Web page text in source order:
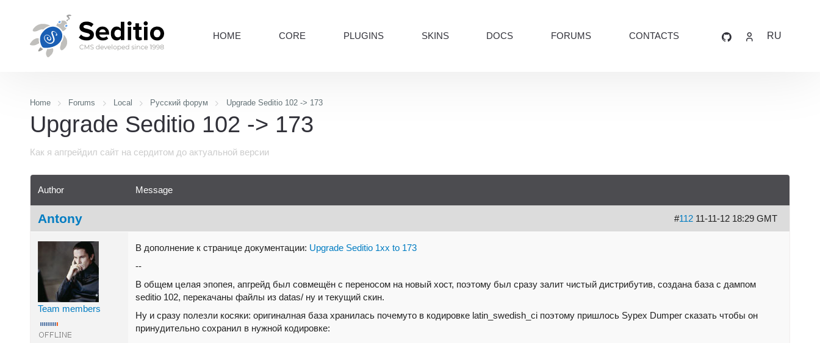
HOME CORE PLUGINS SKINS DOCS FORUMS CONTACTS RU
Home Forums Local Русский форум Upgrade Seditio 102 -> 173
Upgrade Seditio 102 -> 173
Как я апгрейдил сайт на сердитом до актуальной версии
Author Message
Antony #112 11-11-12 18:29 GMT
Team members
В дополнение к странице документации: Upgrade Seditio 1xx to 173
--
В общем целая эпопея, апгрейд был совмещён с переносом на новый хост, поэтому был сразу залит чистый дистрибутив, создана база с дампом
seditio 102, перекачаны файлы из datas/ ну и текущий скин.
Ну и сразу полезли косяки: оригиналная база хранилась почемуто в кодировке latin_swedish_ci поэтому пришлось Sypex Dumper сказать чтобы он
принудительно сохранил в нужной кодировке: